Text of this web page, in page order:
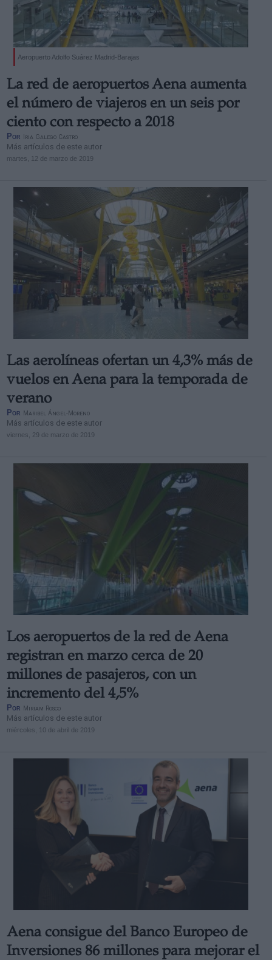
Aeropuerto Adolfo Suárez Madrid-Barajas
La red de aeropuertos Aena aumenta
el número de viajeros en un seis por
ciento con respecto a 2018
Por Iria Galego Castro
Más artículos de este autor
martes, 12 de marzo de 2019
Las aerolíneas ofertan un 4,3% más de
vuelos en Aena para la temporada de
verano
Por Maribel Ángel-Moreno
Más artículos de este autor
viernes, 29 de marzo de 2019
Los aeropuertos de la red de Aena
registran en marzo cerca de 20
millones de pasajeros, con un
incremento del 4,5%
Por Miriam Rosco
Más artículos de este autor
miércoles, 10 de abril de 2019
Aena consigue del Banco Europeo de
Inversiones 86 millones para mejorar el
Derechos:
link
Información adicional
link